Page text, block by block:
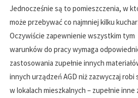
Jednocześnie są to pomieszczenia, w
może przebywać co najmniej kilku
Oczywiście zapewnienie wszystkim
warunków do pracy wymaga
zastosowania zupełnie innych
innych urządzeń AGD niż zazwyczaj
w lokalach mieszkalnych – zupełnie inne